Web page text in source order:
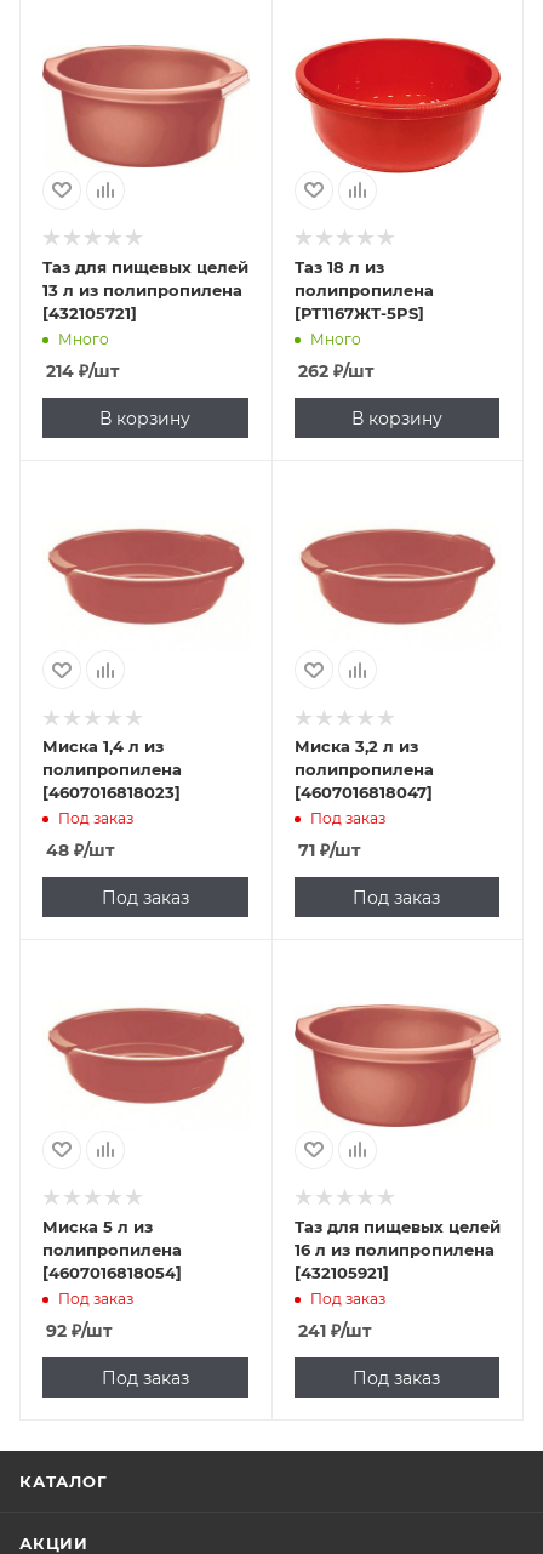
Таз для пищевых целей
13 л из полипропилена
[432105721]
Много
214 ₽/шт
В корзину
Таз 18 л из
полипропилена
[РТ1167ЖТ-5PS]
Много
262₽/шт
В корзину
Миска 1,4 л из
полипропилена
[4607016818023]
Под заказ
48 ₽/шт
Под заказ
Миска 3,2 л из
полипропилена
[4607016818047]
Под заказ
71₽/шт
Под заказ
Миска 5 л из
полипропилена
[4607016818054]
Под заказ
92 ₽/шт
Под заказ
Таз для пищевых целей
16 л из полипропилена
[432105921]
Под заказ
241₽/шт
Под заказ
КАТАЛОГ
АКЦИИ